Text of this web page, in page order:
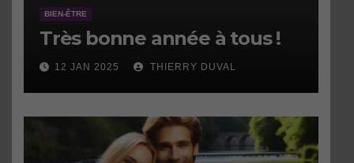
BIEN-ÊTRE
Très bonne année à tous !
12 JAN 2025 THIERRY DUVAL